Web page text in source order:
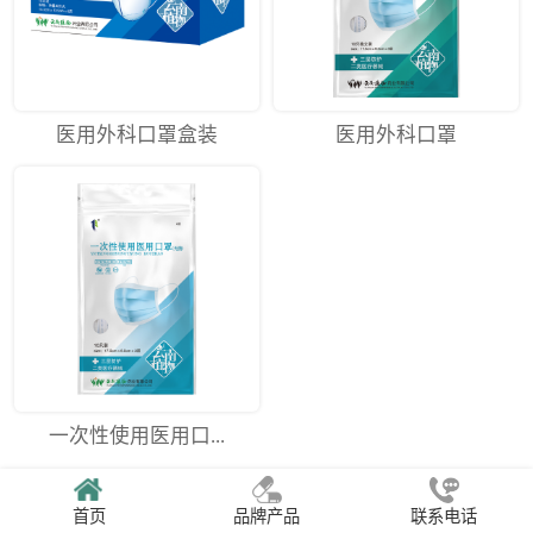
医用外科口罩盒装 医用外科口罩
一次性使用医用口...
首页 品牌产品 联系电话